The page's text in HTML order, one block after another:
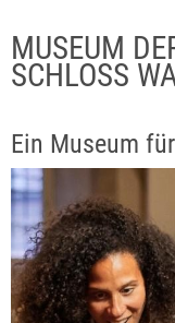
MUSEUM
SCHLOSS
Ein Museum